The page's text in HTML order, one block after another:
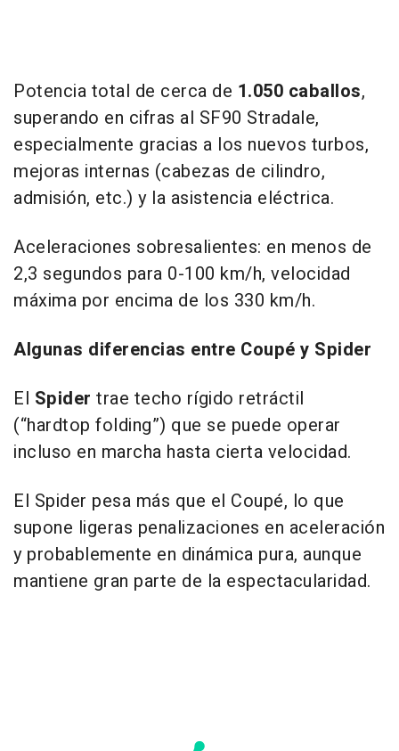
Potencia total de cerca de 1.050 caballos,
superando en cifras al SF90 Stradale,
especialmente gracias a los nuevos turbos,
mejoras internas (cabezas de cilindro,
admisión, etc.) y la asistencia eléctrica.
Aceleraciones sobresalientes: en menos de
2,3 segundos para 0-100 km/h, velocidad
máxima por encima de los 330 km/h.
Algunas diferencias entre Coupé y Spider
El Spider trae techo rígido retráctil
(“hardtop folding”) que se puede operar
incluso en marcha hasta cierta velocidad.
El Spider pesa más que el Coupé, lo que
supone ligeras penalizaciones en aceleración
y probablemente en dinámica pura, aunque
mantiene gran parte de la espectacularidad.